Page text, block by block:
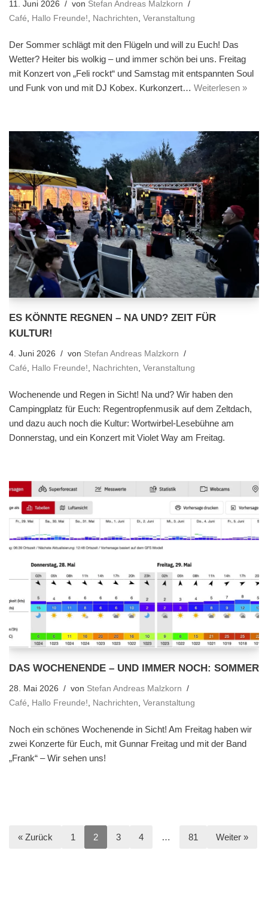
11. Juni 2026 von Stefan Andreas Malzkorn
Café
Hallo Freunde! Nachrichten Veranstaltung
Der Sommer schlägt mit den Flügeln und will zu Euch! Das
Wetter? Heiter bis wolkig – und immer schön bei uns. Freitag
mit Konzert von „Feli rockt“ und Samstag mit entspannten Soul
und Funk von und mit DJ Kobex. Kurkonzert… Weiterlesen »
ES KÖNNTE REGNEN – NA UND? ZEIT FÜR
KULTUR!
4. Juni 2026 von Stefan Andreas Malzkorn
Café, Hallo Freunde!, Nachrichten, Veranstaltung
Wochenende und Regen in Sicht! Na und? Wir haben den
Campingplatz für Euch: Regentropfenmusik auf dem Zeltdach,
und dazu auch noch die Kultur: Wortwirbel-Lesebühne am
Donnerstag, und ein Konzert mit Violet Way am Freitag.
DAS WOCHENENDE – UND IMMER NOCH: SOMMER
28. Mai 2026 von Stefan Andreas Malzkorn
Café
Hallo Freunde! Nachrichten Veranstaltung
Noch ein schönes Wochenende in Sicht! Am Freitag haben wir
zwei Konzerte für Euch, mit Gunnar Freitag und mit der Band
„Frank“ – Wir sehen uns!
« Zurück 1 2 3 4 … 81 Weiter »